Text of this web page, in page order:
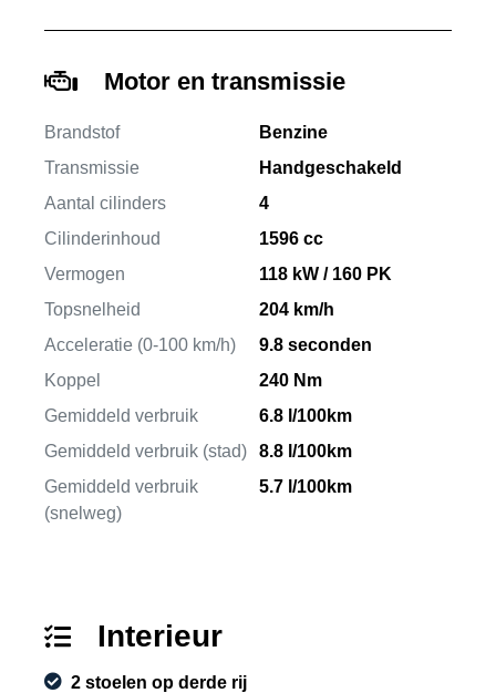
Motor en transmissie
Brandstof
Benzine
Transmissie
Handgeschakeld
Aantal cilinders
4
Cilinderinhoud
1596 cc
Vermogen
118 kW / 160 PK
Topsnelheid
204 km/h
Acceleratie (0-100 km/h)
9.8 seconden
Koppel
240 Nm
Gemiddeld verbruik
6.8 l/100km
Gemiddeld verbruik (stad)
8.8 l/100km
Gemiddeld verbruik
(snelweg)
5.7 l/100km
Interieur
2 stoelen op derde rij